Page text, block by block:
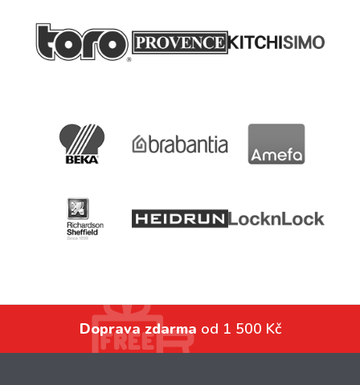
Doprava zdarma od 1 500 Kč